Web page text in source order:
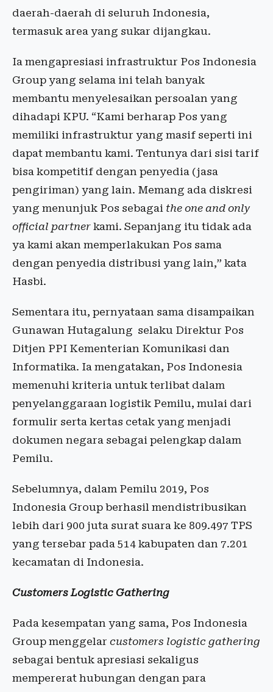
daerah-daerah di seluruh Indonesia,
termasuk area yang sukar dijangkau.
Ia mengapresiasi infrastruktur Pos Indonesia
Group yang selama ini telah banyak
membantu menyelesaikan persoalan yang
dihadapi KPU. “Kami berharap Pos yang
memiliki infrastruktur yang masif seperti ini
dapat membantu kami. Tentunya dari sisi tarif
bisa kompetitif dengan penyedia (jasa
pengiriman) yang lain. Memang ada diskresi
yang menunjuk Pos sebagai the one and only
official partner kami. Sepanjang itu tidak ada
ya kami akan memperlakukan Pos sama
dengan penyedia distribusi yang lain,” kata
Hasbi.
Sementara itu, pernyataan sama disampaikan
Gunawan Hutagalung selaku Direktur Pos
Ditjen PPI Kementerian Komunikasi dan
Informatika. Ia mengatakan, Pos Indonesia
memenuhi kriteria untuk terlibat dalam
penyelanggaraan logistik Pemilu, mulai dari
formulir serta kertas cetak yang menjadi
dokumen negara sebagai pelengkap dalam
Pemilu.
Sebelumnya, dalam Pemilu 2019, Pos
Indonesia Group berhasil mendistribusikan
lebih dari 900 juta surat suara ke 809.497 TPS
yang tersebar pada 514 kabupaten dan 7.201
kecamatan di Indonesia.
Customers Logistic Gathering
Pada kesempatan yang sama, Pos Indonesia
Group menggelar customers logistic gathering
sebagai bentuk apresiasi sekaligus
mempererat hubungan dengan para